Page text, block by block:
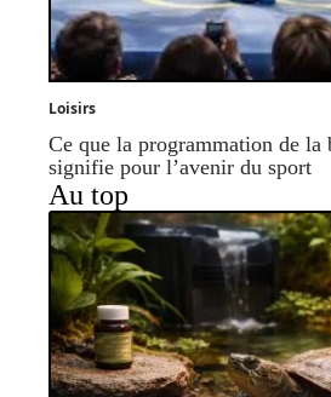
Loisirs
Ce que la programmation de la
signifie pour l’avenir du sport
Au top